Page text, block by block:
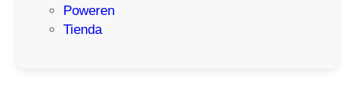
Poweren
Tienda